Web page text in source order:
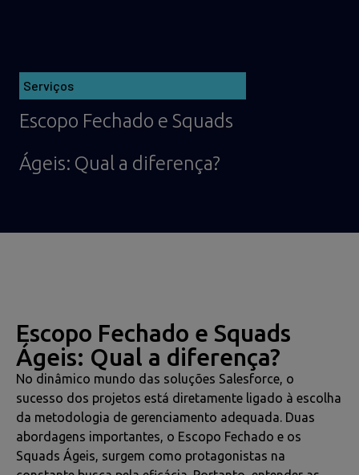
Serviços
Escopo Fechado e Squads
Ágeis: Qual a diferença?
Escopo Fechado e Squads
Ágeis: Qual a diferença?
No dinâmico mundo das soluções Salesforce, o
sucesso dos projetos está diretamente ligado à escolha
da metodologia de gerenciamento adequada. Duas
abordagens importantes, o Escopo Fechado e os
Squads Ágeis, surgem como protagonistas na